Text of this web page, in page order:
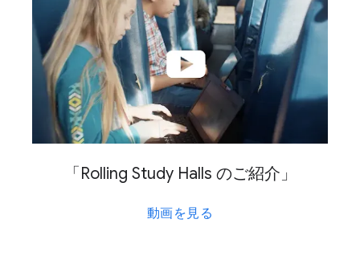
「Rolling Study Halls の​ご紹介」
動画を​見る